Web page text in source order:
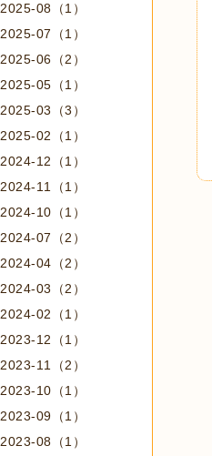
2025-08（1）
2025-07（1）
2025-06（2）
2025-05（1）
2025-03（3）
2025-02（1）
2024-12（1）
2024-11（1）
2024-10（1）
2024-07（2）
2024-04（2）
2024-03（2）
2024-02（1）
2023-12（1）
2023-11（2）
2023-10（1）
2023-09（1）
2023-08（1）